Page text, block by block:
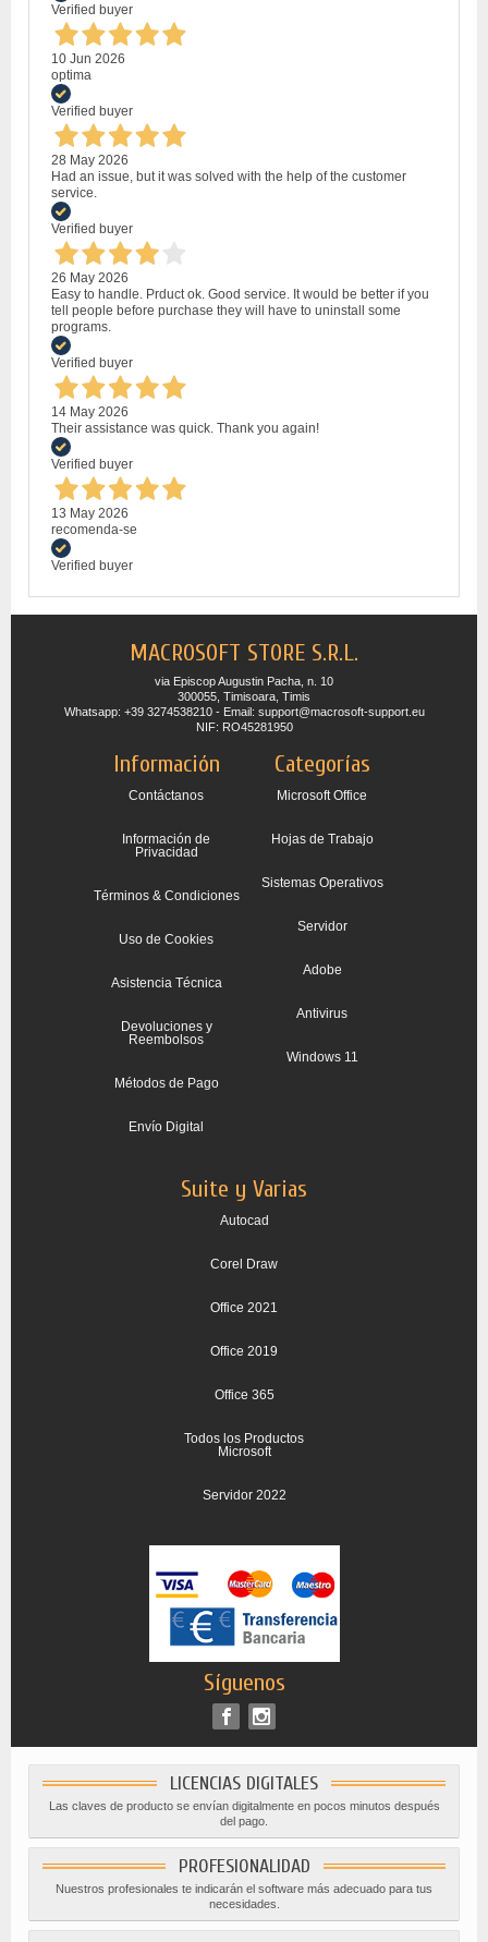
Verified buyer
10 Jun 2026
optima
Verified buyer
28 May 2026
Had an issue, but it was solved with the help of the customer
service.
Verified buyer
26 May 2026
Easy to handle. Prduct ok. Good service. It would be better if you
tell people before purchase they will have to uninstall some
programs.
Verified buyer
14 May 2026
Their assistance was quick. Thank you again!
Verified buyer
13 May 2026
recomenda-se
Verified buyer
MACROSOFT STORE S.R.L.
via Episcop Augustin Pacha, n. 10
300055, Timisoara, Timis
Whatsapp: +39 3274538210 - Email: support@macrosoft-support.eu
NIF: RO45281950
Información
Contáctanos
Información de
Privacidad
Términos & Condiciones
Uso de Cookies
Asistencia Técnica
Devoluciones y
Reembolsos
Métodos de Pago
Envío Digital
Categorías
Microsoft Office
Hojas de Trabajo
Sistemas Operativos
Servidor
Adobe
Antivirus
Windows 11
Suite y Varias
Autocad
Corel Draw
Office 2021
Office 2019
Office 365
Todos los Productos
Microsoft
Servidor 2022
Síguenos
LICENCIAS DIGITALES
Las claves de producto se envían digitalmente en pocos minutos después
del pago.
PROFESIONALIDAD
Nuestros profesionales te indicarán el software más adecuado para tus
necesidades.